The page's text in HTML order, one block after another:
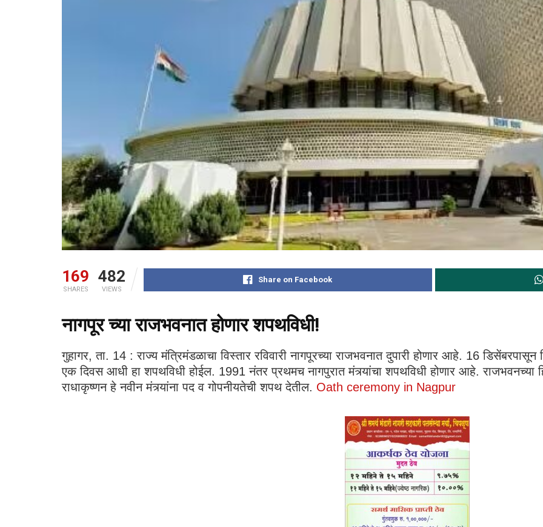
169
SHARES
482
VIEWS
Share on Facebook
नागपूर च्या राजभवनात होणार शपथविधी!
गुहागर, ता. 14 : राज्य मंत्रिमंडळाचा विस्तार रविवारी नागपूरच्या राजभवनात दुपारी होणार आहे. 16
एक दिवस आधी हा शपथविधी होईल. 1991 नंतर प्रथमच नागपुरात मंत्र्यांचा शपथविधी होणार आहे. राजभवनच्या
राधाकृष्णन हे नवीन मंत्र्यांना पद व गोपनीयतेची शपथ देतील. Oath ceremony in Nagpur